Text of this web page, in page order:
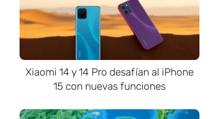
Xiaomi 14 y 14 Pro desafían al iPhone
15 con nuevas funciones